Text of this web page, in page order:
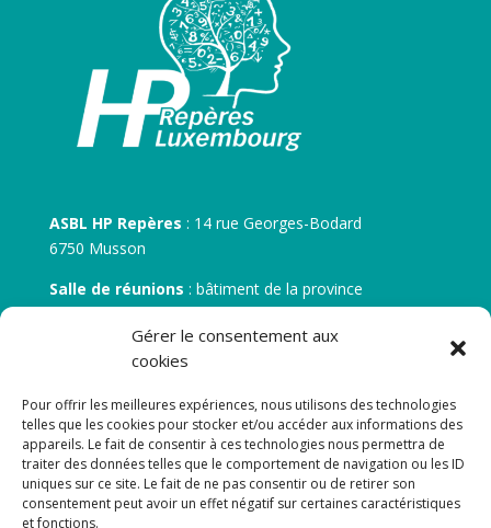
Gérer le consentement aux
cookies
Pour offrir les meilleures expériences, nous utilisons des technologies
telles que les cookies pour stocker et/ou accéder aux informations des
appareils. Le fait de consentir à ces technologies nous permettra de
traiter des données telles que le comportement de navigation ou les ID
uniques sur ce site. Le fait de ne pas consentir ou de retirer son
consentement peut avoir un effet négatif sur certaines caractéristiques
et fonctions.
ASBL HP Repères : 14 rue Georges-Bodard
6750 Musson
Salle de réunions : bâtiment de la province
30 rue Zénobe Gramme – 6700 Arlon
N° d’entreprise :BE 0506.746.707
N° de compte IBAN
: BE 05 7512 0751 5675